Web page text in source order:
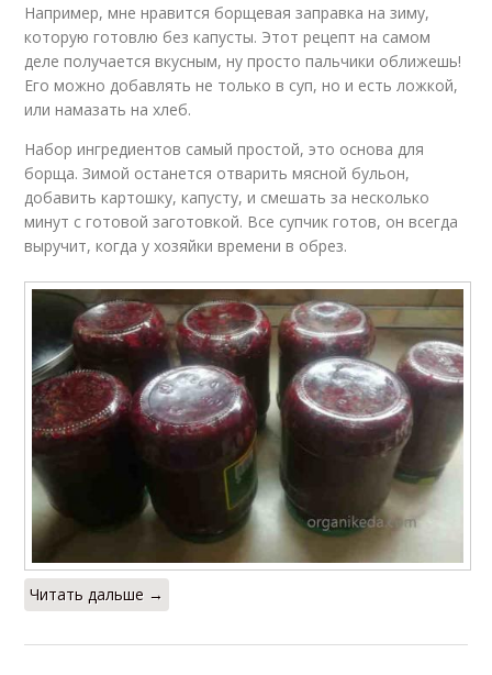
Например, мне нравится борщевая заправка на зиму,
которую готовлю без капусты. Этот рецепт на самом
деле получается вкусным, ну просто пальчики оближешь!
Его можно добавлять не только в суп, но и есть ложкой,
или намазать на хлеб.
Набор ингредиентов самый простой, это основа для
борща. Зимой останется отварить мясной бульон,
добавить картошку, капусту, и смешать за несколько
минут с готовой заготовкой. Все супчик готов, он всегда
выручит, когда у хозяйки времени в обрез.
Читать дальше →